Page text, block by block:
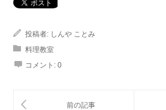
投稿者: しんや ことみ
料理教室
コメント: 0